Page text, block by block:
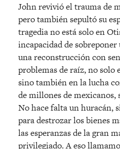
John revivió el trauma de
pero también sepultó su
tragedia no está solo en
incapacidad de
una reconstrucción con
problemas de raíz, no
sino también en la lucha
de millones de mexicanos,
No hace falta un huracán,
para destrozar los bienes
las esperanzas de la gran
privilegiado. A eso